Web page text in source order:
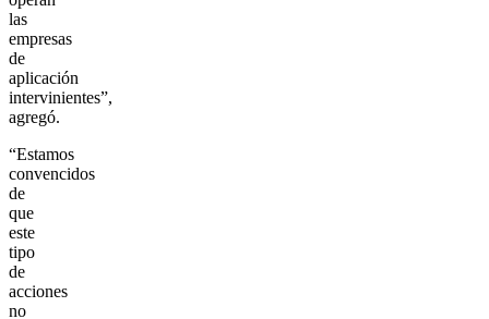
las
empresas
de
aplicación
intervinientes”,
agregó.
“Estamos
convencidos
de
que
este
tipo
de
acciones
no